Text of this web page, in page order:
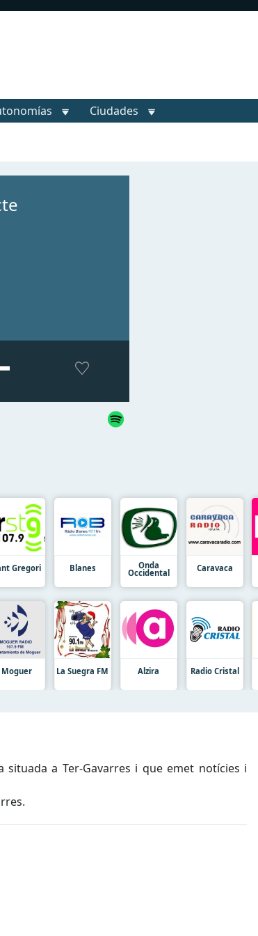
Ciudades
Gregori Blanes Onda
Occidental Caravaca
Moguer La Suegra FM Alzira Radio Сristal
situada a Ter-Gavarres i que emet notícies i